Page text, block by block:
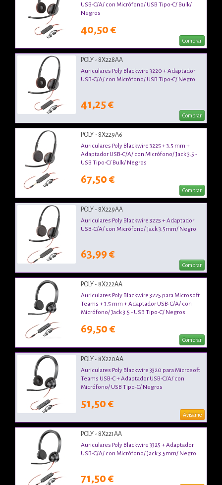
USB-C/A/ con Micrófono/ USB Tipo-C/ Bulk/
Negros
40,50 €
Comprar
POLY - 8X228AA
Auriculares Poly Blackwire 3220 + Adaptador
USB-C/A/ con Micrófono/ USB Tipo-C/ Negro
41,25 €
Comprar
POLY - 8X229A6
Auriculares Poly Blackwire 3225 + 3.5 mm +
Adaptador USB-C/A/ con Micrófono/ Jack 3.5 -
USB Tipo-C/ Bulk/ Negros
67,50 €
Comprar
POLY - 8X229AA
Auriculares Poly Blackwire 3225 + Adaptador
USB-C/A/ con Micrófono/ Jack 3.5mm/ Negro
63,99 €
Comprar
POLY - 8X222AA
Auriculares Poly Blackwire 3225 para Microsoft
Teams + 3.5 mm + Adaptador USB-C/A/ con
Micrófono/ Jack 3.5 - USB Tipo-C/ Negros
69,50 €
Comprar
POLY - 8X220AA
Auriculares Poly Blackwire 3320 para Microsoft
Teams USB-C + Adaptador USB-C/A/ con
Micrófono/ USB Tipo-C/ Negros
51,50 €
Avísame
POLY - 8X221AA
Auriculares Poly Blackwire 3325 + Adaptador
USB-C/A/ con Micrófono/ Jack 3.5mm/ Negro
71,50 €